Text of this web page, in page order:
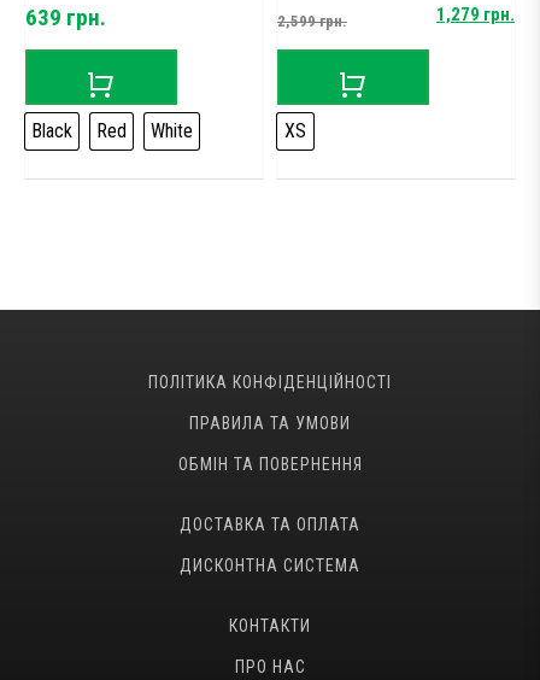
639 грн.
Black Red White
2,599грн.Original
price
was:
1,279 грн.
Current
price
is:
XS
ПОЛІТИКА КОНФІДЕНЦІЙНОСТІ
ПРАВИЛА ТА УМОВИ
ОБМІН ТА ПОВЕРНЕННЯ
ДОСТАВКА ТА ОПЛАТА
ДИСКОНТНА СИСТЕМА
КОНТАКТИ
ПРО НАС